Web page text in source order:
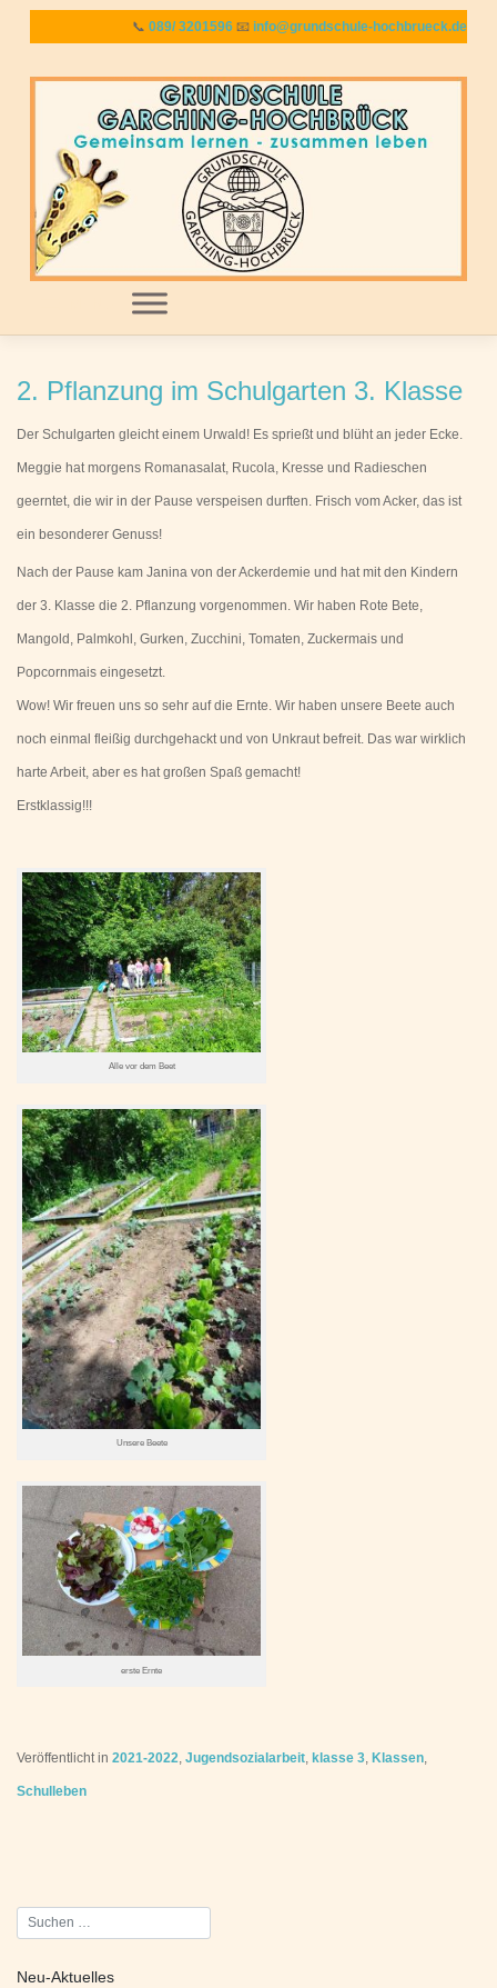
springen
📞 089/ 3201596 📧 info@grundschule-hochbrueck.de
2. Pflanzung im Schulgarten 3. Klasse
Der Schulgarten gleicht einem Urwald! Es sprießt und blüht an jeder Ecke.
Meggie hat morgens Romanasalat, Rucola, Kresse und Radieschen
geerntet, die wir in der Pause verspeisen durften. Frisch vom Acker, das ist
ein besonderer Genuss!
Nach der Pause kam Janina von der Ackerdemie und hat mit den Kindern
der 3. Klasse die 2. Pflanzung vorgenommen. Wir haben Rote Bete,
Mangold, Palmkohl, Gurken, Zucchini, Tomaten, Zuckermais und
Popcornmais eingesetzt.
Wow! Wir freuen uns so sehr auf die Ernte. Wir haben unsere Beete auch
noch einmal fleißig durchgehackt und von Unkraut befreit. Das war wirklich
harte Arbeit, aber es hat großen Spaß gemacht!
Erstklassig!!!
Alle vor dem Beet
Unsere Beete
erste Ernte
Veröffentlicht in 2021-2022, Jugendsozialarbeit, klasse 3, Klassen,
Schulleben
Beitragsnavigation
Neu-Aktuelles